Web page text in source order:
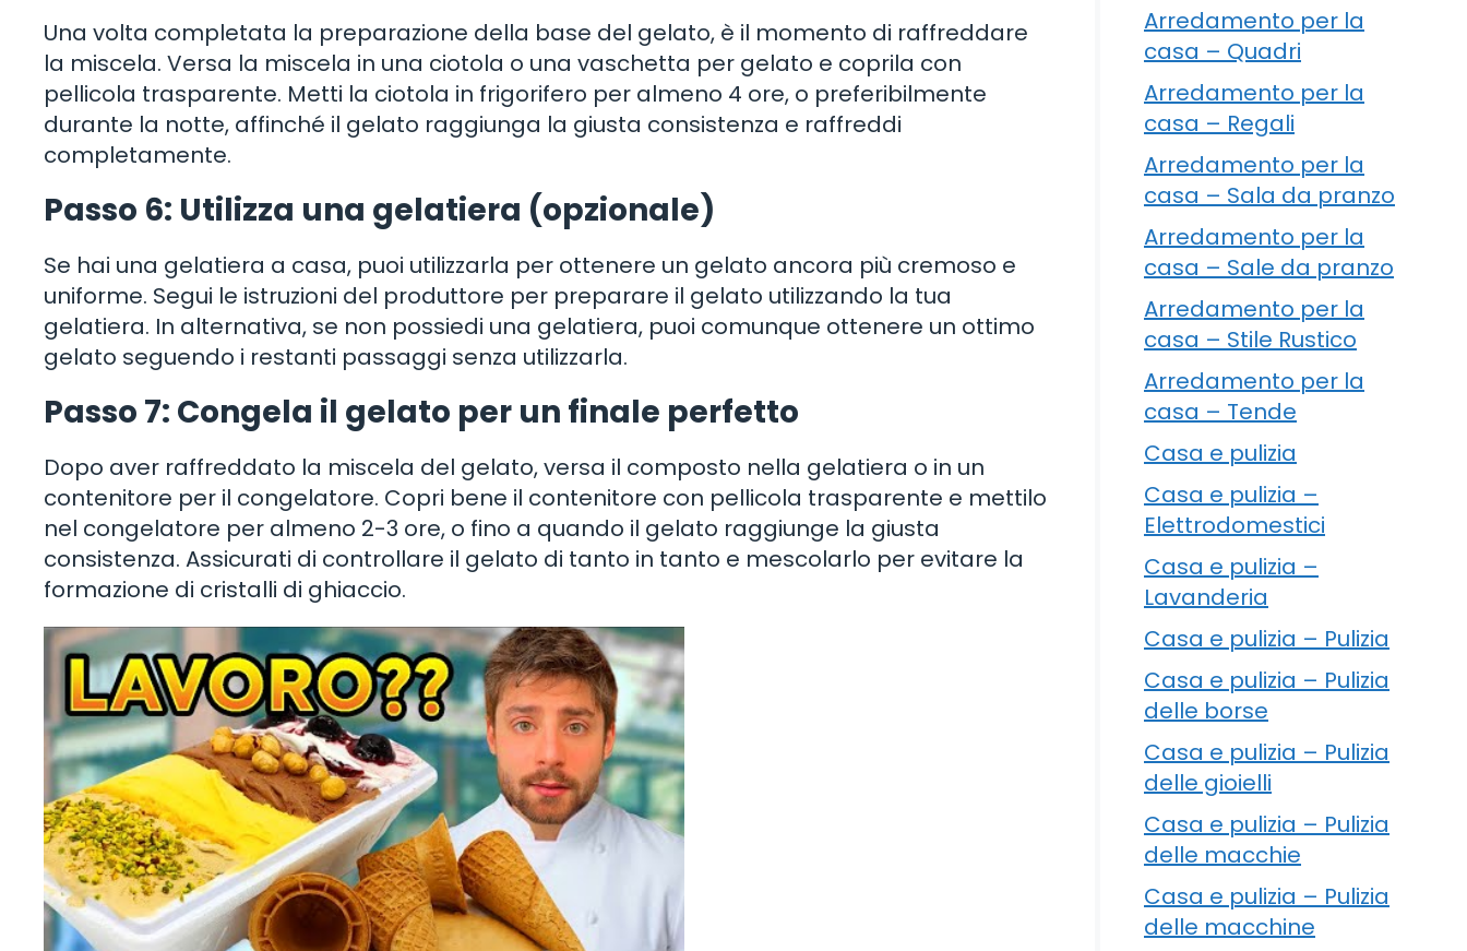
Una volta completata la preparazione della base del gelato, è il momento di raffreddare
la miscela. Versa la miscela in una ciotola o una vaschetta per gelato e coprila con
pellicola trasparente. Metti la ciotola in frigorifero per almeno 4 ore, o preferibilmente
durante la notte, affinché il gelato raggiunga la giusta consistenza e raffreddi
completamente.
Passo 6: Utilizza una gelatiera (opzionale)
Se hai una gelatiera a casa, puoi utilizzarla per ottenere un gelato ancora più cremoso e
uniforme. Segui le istruzioni del produttore per preparare il gelato utilizzando la tua
gelatiera. In alternativa, se non possiedi una gelatiera, puoi comunque ottenere un ottimo
gelato seguendo i restanti passaggi senza utilizzarla.
Passo 7: Congela il gelato per un finale perfetto
Dopo aver raffreddato la miscela del gelato, versa il composto nella gelatiera o in un
contenitore per il congelatore. Copri bene il contenitore con pellicola trasparente e mettilo
nel congelatore per almeno 2-3 ore, o fino a quando il gelato raggiunge la giusta
consistenza. Assicurati di controllare il gelato di tanto in tanto e mescolarlo per evitare la
formazione di cristalli di ghiaccio.
Arredamento per la
casa – Quadri
Arredamento per la
casa – Regali
Arredamento per la
casa – Sala da pranzo
Arredamento per la
casa – Sale da pranzo
Arredamento per la
casa – Stile Rustico
Arredamento per la
casa – Tende
Casa e pulizia
Casa e pulizia –
Elettrodomestici
Casa e pulizia –
Lavanderia
Casa e pulizia – Pulizia
Casa e pulizia – Pulizia
delle borse
Casa e pulizia – Pulizia
delle gioielli
Casa e pulizia – Pulizia
delle macchie
Casa e pulizia – Pulizia
delle macchine